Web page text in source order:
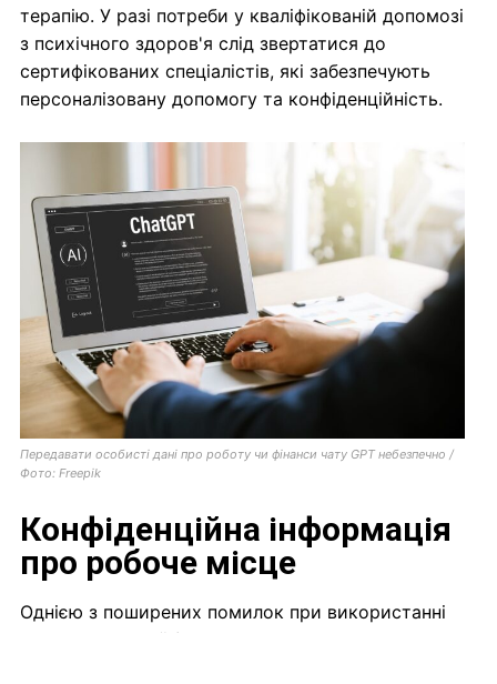
терапію. У разі потреби у кваліфікованій допомозі
з психічного здоров'я слід звертатися до
сертифікованих спеціалістів, які забезпечують
персоналізовану допомогу та конфіденційність.
Передавати особисті дані про роботу чи фінанси чату GPT небезпечно /
Фото: Freepik
Конфіденційна інформація
про робоче місце
Однією з поширених помилок при використанні
чату ГПТ в Україні